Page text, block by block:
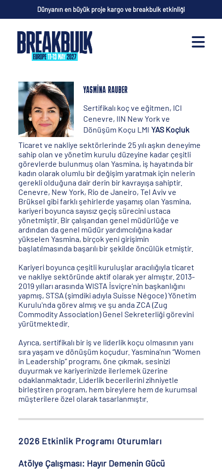
Dünyanın en büyük proje kargo ve breakbulk etkinliği
YASMINA RAUBER
Sertifikalı koç ve eğitmen, ICI
Cenevre, IIN New York ve
Dönüşüm Koçu LMI YAS Koçluk
Ticaret ve nakliye sektörlerinde 25 yılı aşkın deneyime
sahip olan ve yönetim kurulu düzeyine kadar çeşitli
görevlerde bulunmuş olan Yasmina, iş hayatında bir
kadın olarak olumlu bir değişim yaratmak için nelerin
gerekli olduğuna dair derin bir kavrayışa sahiptir.
Cenevre, New York, Rio de Janeiro, Tel Aviv ve
Brüksel gibi farklı şehirlerde yaşamış olan Yasmina,
kariyeri boyunca sayısız geçiş sürecini ustaca
yönetmiştir. Bir çalışandan genel müdürlüğe ve
ardından da genel müdür yardımcılığına kadar
yükselen Yasmina, birçok yeni girişimin
başlatılmasında başarılı bir şekilde öncülük etmiştir.
Kariyeri boyunca çeşitli kuruluşlar aracılığıyla ticaret
ve nakliye sektöründe aktif olarak yer almıştır. 2013-
2019 yılları arasında WISTA İsviçre'nin başkanlığını
yapmış, STSA (şimdiki adıyla Suisse Négoce) Yönetim
Kurulu'nda görev almış ve şu anda ZCA (Zug
Commodity Association) Genel Sekreterliği görevini
yürütmektedir.
Ayrıca, sertifikalı bir iş ve liderlik koçu olmasının yanı
sıra yaşam ve dönüşüm koçudur. Yasmina’nın “Women
in Leadership” programı, öne çıkmak, sesinizi
duyurmak ve kariyerinizde ilerlemek üzerine
odaklanmaktadır. Liderlik becerilerini zihniyetle
birleştiren program, hem bireylere hem de kurumsal
müşterilere özel olarak tasarlanmıştır.
2026 Etkinlik Programı Oturumları
Atölye Çalışması: Hayır Demenin Gücü